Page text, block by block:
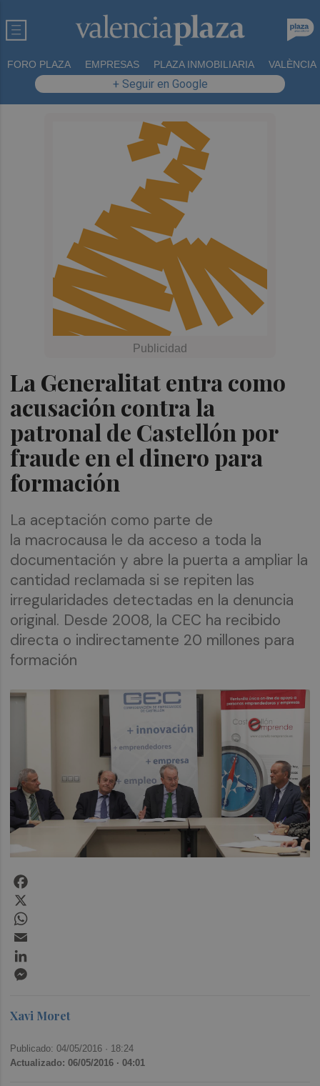
FORO PLAZA EMPRESAS PLAZA INMOBILIARIA VALÈNCIA
+ Seguir en Google
La Generalitat entra como
acusación contra la
patronal de Castellón por
fraude en el dinero para
formación
La aceptación como parte de
la macrocausa le da acceso a toda la
documentación y abre la puerta a ampliar la
cantidad reclamada si se repiten las
irregularidades detectadas en la denuncia
original. Desde 2008, la CEC ha recibido
directa o indirectamente 20 millones para
formación
Xavi Moret
Publicado: 04/05/2016 · 18:24
Actualizado: 06/05/2016 · 04:01